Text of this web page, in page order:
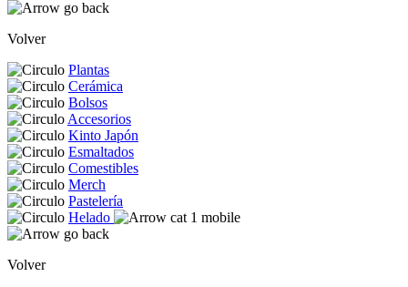
Volver
Plantas
Cerámica
Bolsos
Accesorios
Kinto Japón
Esmaltados
Comestibles
Merch
Pastelería
Helado
Volver